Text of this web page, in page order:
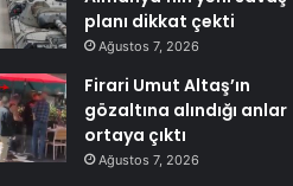
planı dikkat çekti
Ağustos 7, 2026
Firari Umut Altaş’ın
gözaltına alındığı anlar
ortaya çıktı
Ağustos 7, 2026